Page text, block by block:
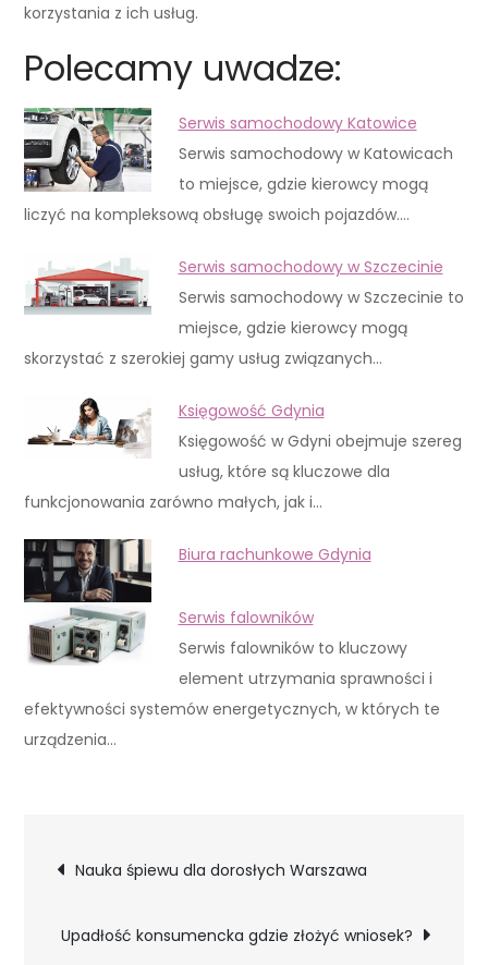
korzystania z ich usług.
Polecamy uwadze:
Serwis samochodowy Katowice
Serwis samochodowy w Katowicach
to miejsce, gdzie kierowcy mogą
liczyć na kompleksową obsługę swoich pojazdów.…
Serwis samochodowy w Szczecinie
Serwis samochodowy w Szczecinie to
miejsce, gdzie kierowcy mogą
skorzystać z szerokiej gamy usług związanych…
Księgowość Gdynia
Księgowość w Gdyni obejmuje szereg
usług, które są kluczowe dla
funkcjonowania zarówno małych, jak i…
Biura rachunkowe Gdynia
Serwis falowników
Serwis falowników to kluczowy
element utrzymania sprawności i
efektywności systemów energetycznych, w których te
urządzenia…
Nawigacja
wpisu
Nauka śpiewu dla dorosłych Warszawa
Upadłość konsumencka gdzie złożyć wniosek?